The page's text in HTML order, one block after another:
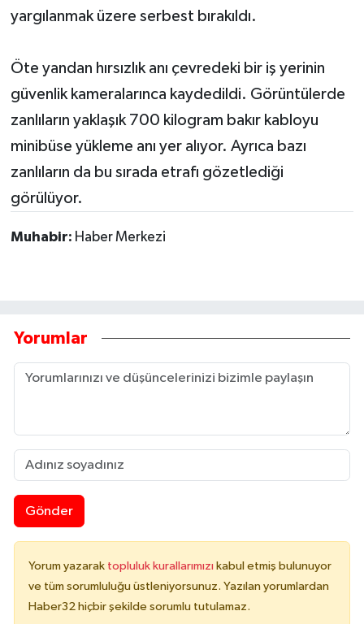
yargılanmak üzere serbest bırakıldı.
Öte yandan hırsızlık anı çevredeki bir iş yerinin
güvenlik kameralarınca kaydedildi. Görüntülerde
zanlıların yaklaşık 700 kilogram bakır kabloyu
minibüse yükleme anı yer alıyor. Ayrıca bazı
zanlıların da bu sırada etrafı gözetlediği
görülüyor.
Muhabir: Haber Merkezi
Yorumlar
Gönder
Yorum yazarak topluluk kurallarımızı kabul etmiş bulunuyor
ve tüm sorumluluğu üstleniyorsunuz. Yazılan yorumlardan
Haber32 hiçbir şekilde sorumlu tutulamaz.
Spor
Teknoloji
Türkiye
Yerel
İletişim